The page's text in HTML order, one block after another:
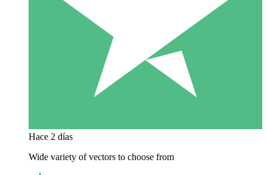
Hace 2 días
Wide variety of vectors to choose from